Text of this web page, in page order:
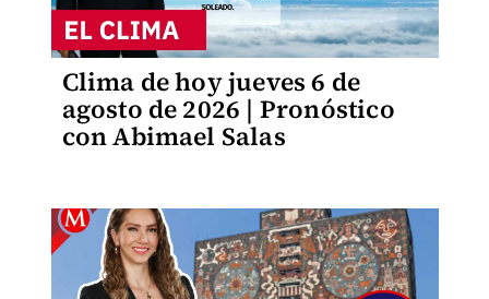
Clima de hoy jueves 6 de
agosto de 2026 | Pronóstico
con Abimael Salas